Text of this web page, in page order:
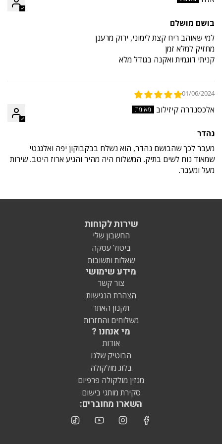
בושם מושלם
למי שאוהב ריח קצת לימוני, ירוק מרענן
מחזיק למלא זמן
קניתי דוגמית ואקנה בגודל מלא
01/06/2024
אלכסנדרה קיזילוב
נהדר
מעבר לכך שהבושם נהדר, הוא נשלח בבקבוקון יפה ואלגנטי
שמאוד נוח לשים בתיק. המשלוח היה מהיר והגיע ארוז היטב. שירות
מעל ומעבר.
שירות לקוחות
החשבון שלי
ביטול עסקה
שאלות ותשובות
מידע שימושי
צור קשר
הצהרת הנגישות
תקנון האתר
משלוחים והחזרות
מי אנחנו ?
אודות
הבוטיק שלנו
בלוג מולקולה
מגזין מולקולה פרפיום
סקירת מותגי בישום
השארו מחוברים: